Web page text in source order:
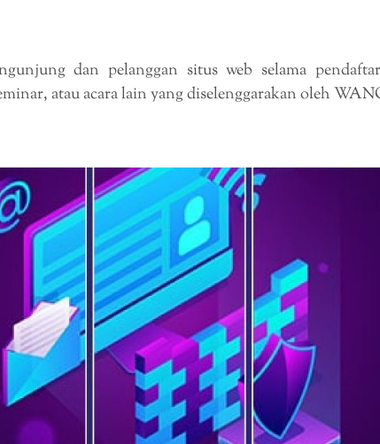
dan pelanggan situs web selama
atau acara lain yang diselenggarakan oleh